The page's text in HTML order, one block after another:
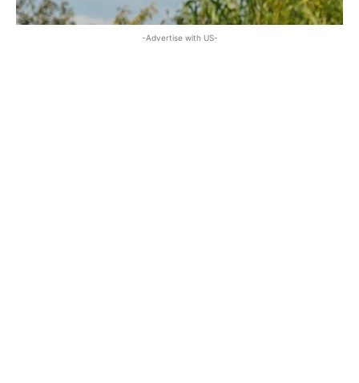
-Advertise with US-